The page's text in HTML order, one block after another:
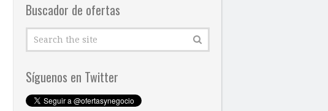
Buscador de ofertas
Síguenos en Twitter